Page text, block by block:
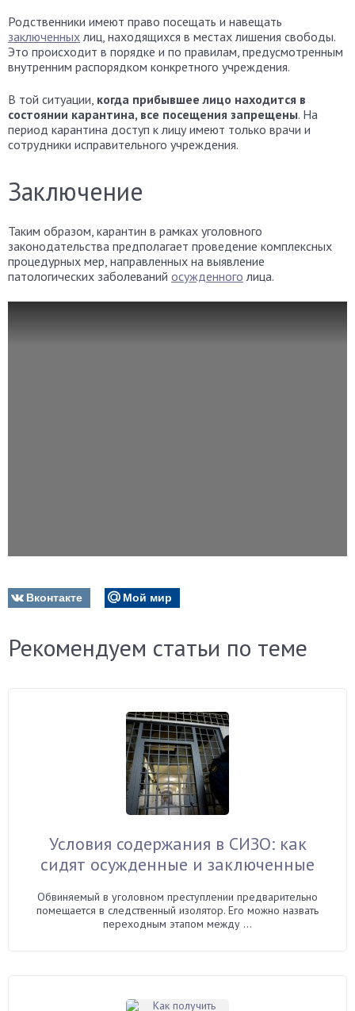
Родственники имеют право посещать и навещать
заключенныхлиц, находящихся в местах лишения свободы.
Это происходит в порядке и по правилам, предусмотренным
внутренним распорядком конкретного учреждения.
В той ситуации, когда прибывшее лицо находится в
состоянии карантина, все посещения запрещены. На
период карантина доступ к лицу имеют только врачи и
сотрудники исправительного учреждения.
Заключение
Таким образом, карантин в рамках уголовного
законодательства предполагает проведение комплексных
процедурных мер, направленных на выявление
патологических заболеваний осужденного лица.
Вконтакте Мой мир
Рекомендуем статьи по теме
Условия содержания в СИЗО: как
сидят осужденные и заключенные
Обвиняемый в уголовном преступлении предварительно
помещается в следственный изолятор. Его можно назвать
переходным этапом между ...